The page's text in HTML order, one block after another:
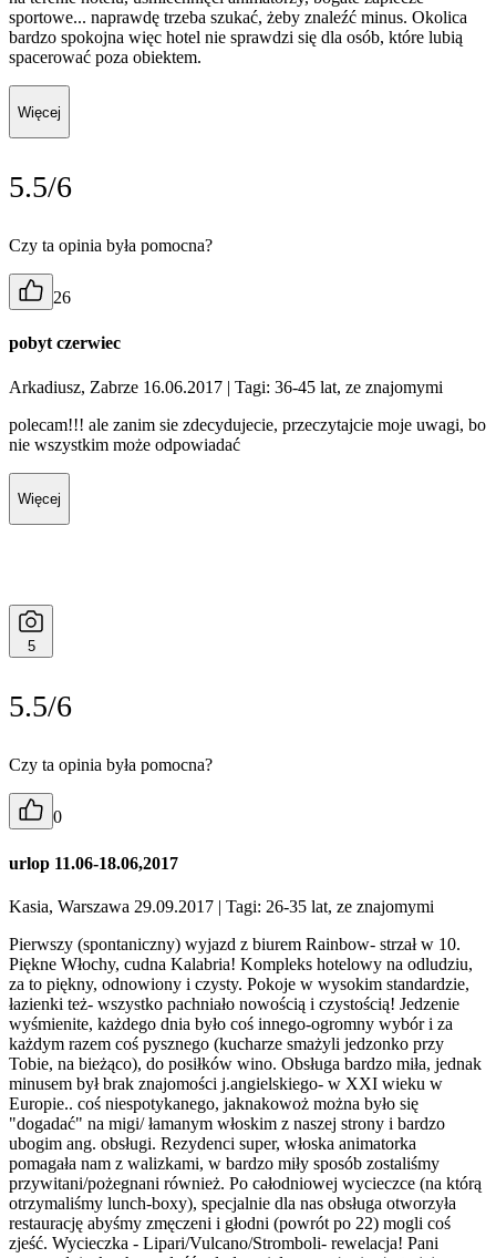
sportowe... naprawdę trzeba szukać, żeby znaleźć minus. Okolica
bardzo spokojna więc hotel nie sprawdzi się dla osób, które lubią
spacerować poza obiektem.
Więcej
5.5/6
Czy ta opinia była pomocna?
26
pobyt czerwiec
Arkadiusz, Zabrze 16.06.2017 | Tagi: 36-45 lat, ze znajomymi
polecam!!! ale zanim sie zdecydujecie, przeczytajcie moje uwagi, bo
nie wszystkim może odpowiadać
Więcej
5
5.5/6
Czy ta opinia była pomocna?
0
urlop 11.06-18.06,2017
Kasia, Warszawa 29.09.2017 | Tagi: 26-35 lat, ze znajomymi
Pierwszy (spontaniczny) wyjazd z biurem Rainbow- strzał w 10.
Piękne Włochy, cudna Kalabria! Kompleks hotelowy na odludziu,
za to piękny, odnowiony i czysty. Pokoje w wysokim standardzie,
łazienki też- wszystko pachniało nowością i czystością! Jedzenie
wyśmienite, każdego dnia było coś innego-ogromny wybór i za
każdym razem coś pysznego (kucharze smażyli jedzonko przy
Tobie, na bieżąco), do posiłków wino. Obsługa bardzo miła, jednak
minusem był brak znajomości j.angielskiego- w XXI wieku w
Europie.. coś niespotykanego, jaknakowoż można było się
"dogadać" na migi/ łamanym włoskim z naszej strony i bardzo
ubogim ang. obsługi. Rezydenci super, włoska animatorka
pomagała nam z walizkami, w bardzo miły sposób zostaliśmy
przywitani/pożegnani również. Po całodniowej wycieczce (na którą
otrzymaliśmy lunch-boxy), specjalnie dla nas obsługa otworzyła
restaurację abyśmy zmęczeni i głodni (powrót po 22) mogli coś
zjeść. Wycieczka - Lipari/Vulcano/Stromboli- rewelacja! Pani